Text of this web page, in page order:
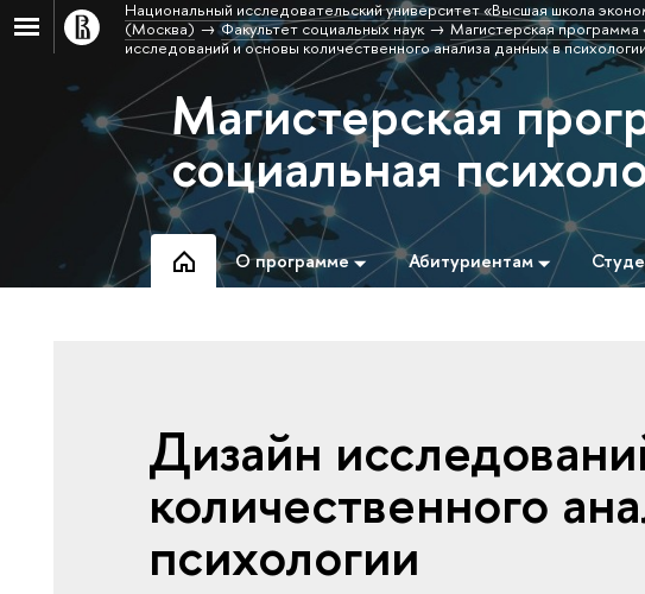
Национальный исследовательский университет «Высшая школа
(Москва)
Факультет социальных наук Магистерская программа
исследований и основы количественного анализа данных в
Магистерская
социальная
О программе Абитуриентам
Дизайн
количественного
психологии